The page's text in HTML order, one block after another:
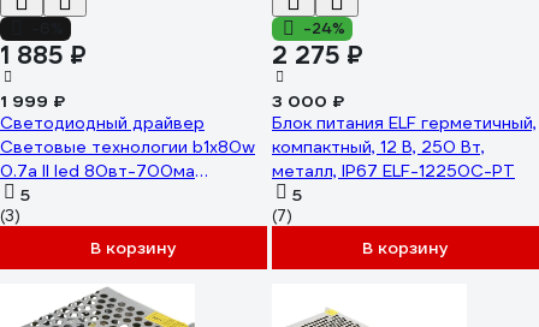
1 885 ₽
1 999 ₽
Светодиодный драйвер
Световые технологии b1x80w
0.7a ll led 80вт-700ма
2002003140
5
(3)
В корзину
-24%
2 275 ₽
3 000 ₽
Блок питания ELF герметичный,
компактный, 12 В, 250 Вт,
металл, IP67 ELF-12250С-PT
5
(7)
В корзину